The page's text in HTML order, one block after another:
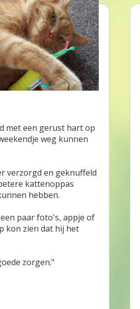
met een gerust hart op
weg kunnen
verzorgd en geknuffeld
kattenoppas
hebben.
paar foto's, appje of
kon zien dat hij het
zorgen."